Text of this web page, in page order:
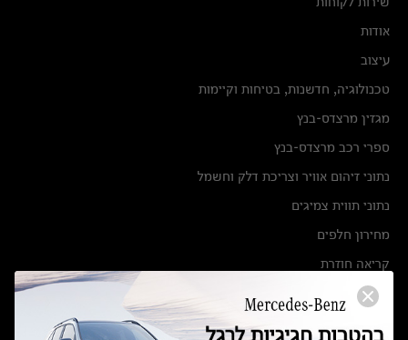
אודות
עיצוב
טכנולוגיה, חדשנות, בטיחות וקיימות
מגזין מרצדס-בנץ
ספרי רכב מרצדס-בנץ
נתוני זיהום אוויר וצריכת דלק וחשמל
נתוני תווית צמיגים
מחירון חלפים
קריאה חוזרת
הודעה על הטבות לרכבי מרצדס בהסדר פשרה בתצ 56447-02-19